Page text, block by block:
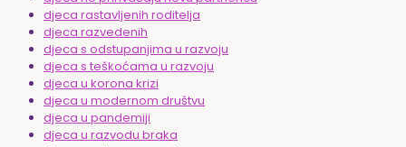
djeca rastavljenih roditelja
djeca razvedenih
djeca s odstupanjima u razvoju
djeca s teškoćama u razvoju
djeca u korona krizi
djeca u modernom društvu
djeca u pandemiji
djeca u razvodu braka